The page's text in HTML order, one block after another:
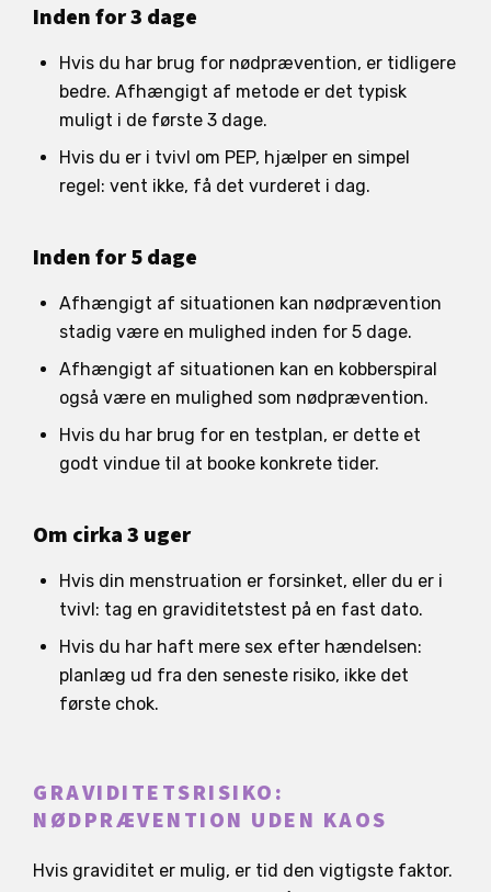
Inden for 3 dage
Hvis du har brug for nødprævention, er tidligere
bedre. Afhængigt af metode er det typisk
muligt i de første 3 dage.
Hvis du er i tvivl om PEP, hjælper en simpel
regel: vent ikke, få det vurderet i dag.
Inden for 5 dage
Afhængigt af situationen kan nødprævention
stadig være en mulighed inden for 5 dage.
Afhængigt af situationen kan en kobberspiral
også være en mulighed som nødprævention.
Hvis du har brug for en testplan, er dette et
godt vindue til at booke konkrete tider.
Om cirka 3 uger
Hvis din menstruation er forsinket, eller du er i
tvivl: tag en graviditetstest på en fast dato.
Hvis du har haft mere sex efter hændelsen:
planlæg ud fra den seneste risiko, ikke det
første chok.
GRAVIDITETSRISIKO:
NØDPRÆVENTION UDEN KAOS
Hvis graviditet er mulig, er tid den vigtigste faktor.